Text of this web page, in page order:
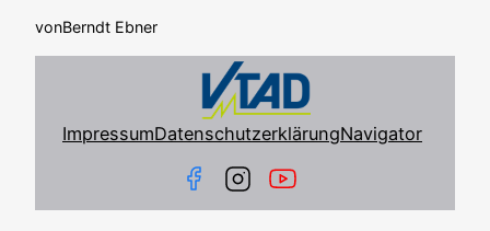
vonBerndt Ebner
ImpressumDatenschutzerklärungNavigator